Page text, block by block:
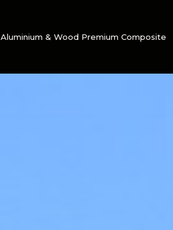
Aluminium & Wood Premium Composite